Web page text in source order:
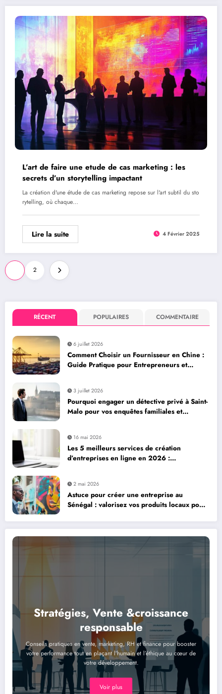
L’art de faire une etude de cas marketing : les
secrets d’un storytelling impactant
La création d'une étude de cas marketing repose sur l'art subtil du sto
rytelling, où chaque…
Lire la suite 4 Février 2025
Pagination
des
publications
2
RÉCENT POPULAIRES COMMENTAIRE
6 juillet 2026
Comment Choisir un Fournisseur en Chine :
Guide Pratique pour Entrepreneurs et
3 juillet 2026
Pourquoi engager un détective privé à Saint-
Malo pour vos enquêtes familiales et
16 mai 2026
Les 5 meilleurs services de création
d’entreprises en ligne en 2026 :
2 mai 2026
Astuce pour créer une entreprise au
Sénégal : valorisez vos produits locaux pour
Stratégies, Vente &croissance
responsable
Conseils pratiques en vente, marketing, RH et finance pour booster
votre performance tout en plaçant l’humain et l’éthique au cœur de
votre développement.
Voir plus